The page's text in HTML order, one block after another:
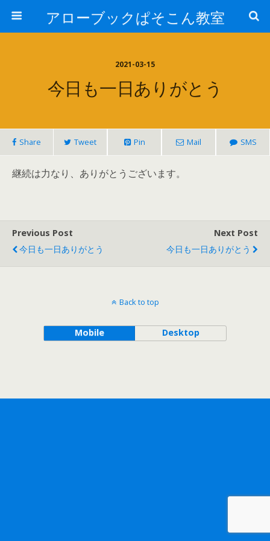
アローブックぱそこん教室
2021-03-15
今日も一日ありがとう
Share Tweet Pin Mail SMS
継続は力なり、ありがとうございます。
Previous Post
今日も一日ありがとう
Next Post
今日も一日ありがとう
Back to top
Mobile Desktop